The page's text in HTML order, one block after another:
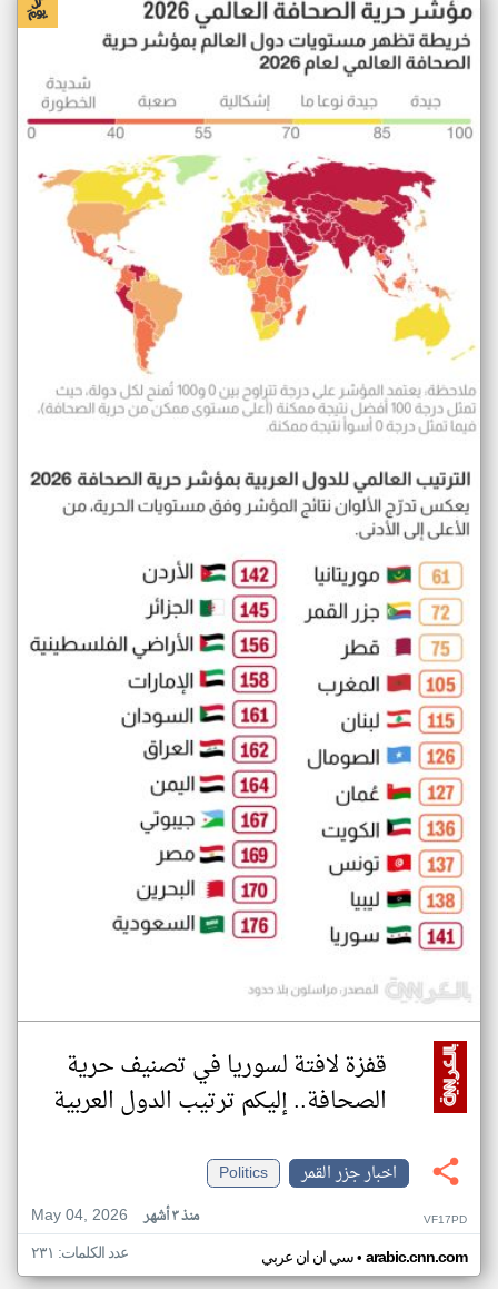
قفزة لافتة لسوريا في تصنيف حرية
الصحافة.. إليكم ترتيب الدول العربية
اخبار جزر القمر
Politics
May 04, 2026
منذ ٣ أشهر VF17PD
سي ان ان عربي• arabic.cnn.com عدد الكلمات: ٢٣١